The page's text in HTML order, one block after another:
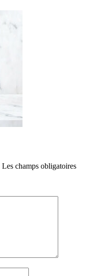
Les champs obligatoires